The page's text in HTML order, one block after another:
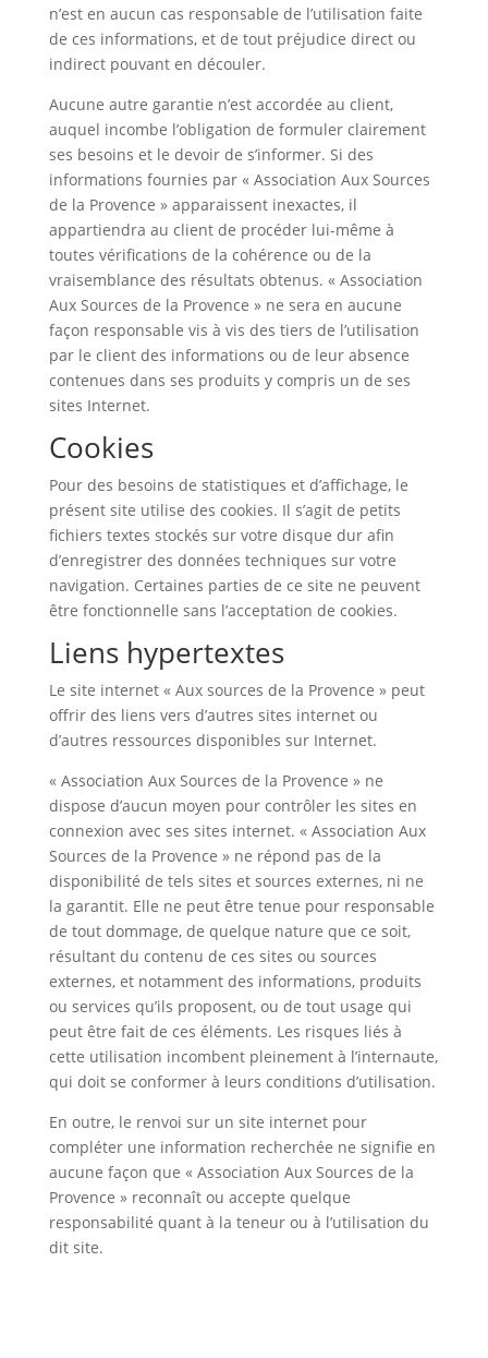
n’est en aucun cas responsable de l’utilisation faite
de ces informations, et de tout préjudice direct ou
indirect pouvant en découler.
Aucune autre garantie n’est accordée au client,
auquel incombe l’obligation de formuler clairement
ses besoins et le devoir de s’informer. Si des
informations fournies par « Association Aux Sources
de la Provence » apparaissent inexactes, il
appartiendra au client de procéder lui-même à
toutes vérifications de la cohérence ou de la
vraisemblance des résultats obtenus. « Association
Aux Sources de la Provence » ne sera en aucune
façon responsable vis à vis des tiers de l’utilisation
par le client des informations ou de leur absence
contenues dans ses produits y compris un de ses
sites Internet.
Cookies
Pour des besoins de statistiques et d’affichage, le
présent site utilise des cookies. Il s’agit de petits
fichiers textes stockés sur votre disque dur afin
d’enregistrer des données techniques sur votre
navigation. Certaines parties de ce site ne peuvent
être fonctionnelle sans l’acceptation de cookies.
Liens hypertextes
Le site internet « Aux sources de la Provence » peut
offrir des liens vers d’autres sites internet ou
d’autres ressources disponibles sur Internet.
« Association Aux Sources de la Provence » ne
dispose d’aucun moyen pour contrôler les sites en
connexion avec ses sites internet. « Association Aux
Sources de la Provence » ne répond pas de la
disponibilité de tels sites et sources externes, ni ne
la garantit. Elle ne peut être tenue pour responsable
de tout dommage, de quelque nature que ce soit,
résultant du contenu de ces sites ou sources
externes, et notamment des informations, produits
ou services qu’ils proposent, ou de tout usage qui
peut être fait de ces éléments. Les risques liés à
cette utilisation incombent pleinement à l’internaute,
qui doit se conformer à leurs conditions d’utilisation.
En outre, le renvoi sur un site internet pour
compléter une information recherchée ne signifie en
aucune façon que « Association Aux Sources de la
Provence » reconnaît ou accepte quelque
responsabilité quant à la teneur ou à l’utilisation du
dit site.